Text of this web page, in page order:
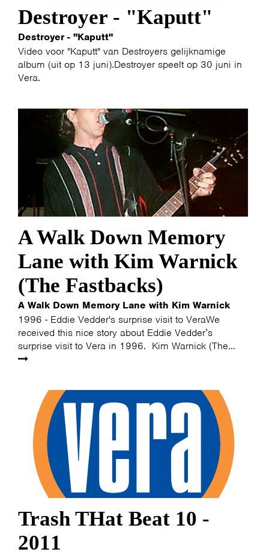
Destroyer - "Kaputt"
Destroyer - "Kaputt"
Video voor "Kaputt" van Destroyers gelijknamige
album (uit op 13 juni).Destroyer speelt op 30 juni in
Vera.
A Walk Down Memory
Lane with Kim Warnick
(The Fastbacks)
A Walk Down Memory Lane with Kim Warnick
1996 - Eddie Vedder's surprise visit to VeraWe
received this nice story about Eddie Vedder’s
surprise visit to Vera in 1996. Kim Warnick (The...
Trash THat Beat 10 -
2011